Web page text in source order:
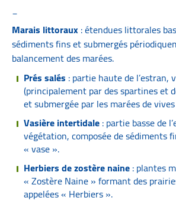
_
Marais littoraux: étendues littorales
sédiments fins et submergés
balancement des marées.
Prés salés : partie haute de l’estran,
(principalement par des spartines et
et submergée par les marées de
Vasière intertidale: partie basse de
végétation, composée de sédiments
« vase ».
Herbiers de zostère naine: plantes
« Zostère Naine » formant des
appelées « Herbiers ».